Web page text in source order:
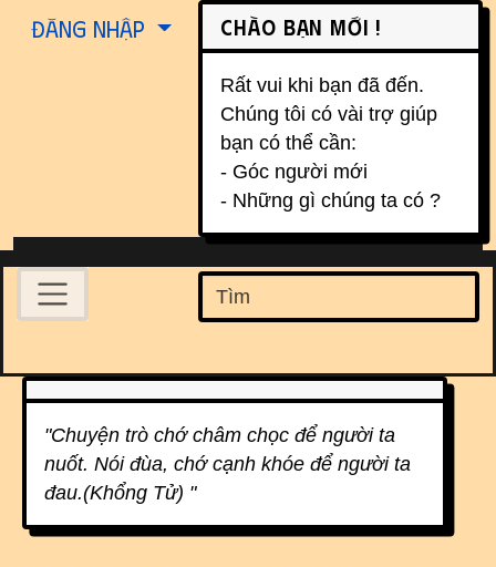
Site identity, navigation, etc.
Đăng nhập Chào bạn mới !
Rất vui khi bạn đã đến.
Chúng tôi có vài trợ giúp
bạn có thể cần:
- Góc người mới
- Những gì chúng ta có ?
Navigation and related
Related content
"Chuyện trò chớ châm chọc để người ta
nuốt. Nói đùa, chớ cạnh khóe để người ta
đau.(Khổng Tử) "